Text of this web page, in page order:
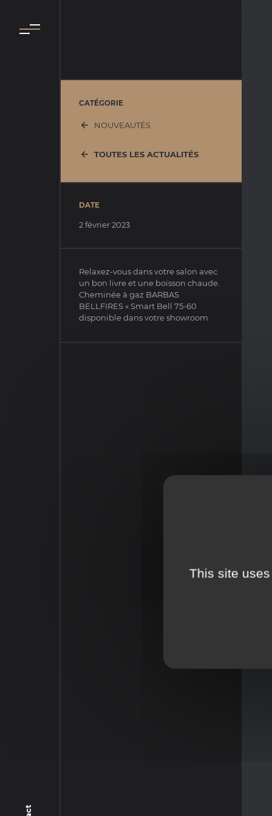
CATÉGORIE
NOUVEAUTÉS
TOUTES LES ACTUALITÉS
DATE
2 février 2023
Relaxez-vous dans votre salon avec
un bon livre et une boisson chaude.
Cheminée à gaz BARBAS
BELLFIRES « Smart Bell 75-60
disponible dans votre showroom
This site